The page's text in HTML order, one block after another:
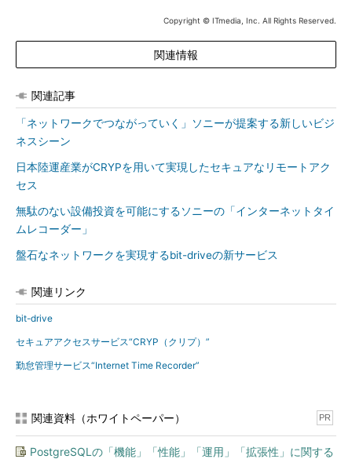
Copyright © ITmedia, Inc. All Rights Reserved.
関連情報
関連記事
「ネットワークでつながっていく」ソニーが提案する新しいビジ
ネスシーン
日本陸運産業がCRYPを用いて実現したセキュアなリモートアク
セス
無駄のない設備投資を可能にするソニーの「インターネットタイ
ムレコーダー」
盤石なネットワークを実現するbit-driveの新サービス
関連リンク
bit-drive
セキュアアクセスサービス“CRYP（クリプ）”
勤怠管理サービス“Internet Time Recorder”
関連資料（ホワイトペーパー） PR
PostgreSQLの「機能」「性能」「運用」「拡張性」に関する